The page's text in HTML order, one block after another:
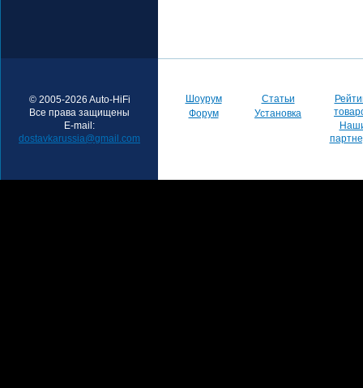
© 2005-2026 Auto-HiFi
Все права защищены
E-mail:
dostavkarussia@gmail.com
Шоурум
Форум
Статьи
Установка